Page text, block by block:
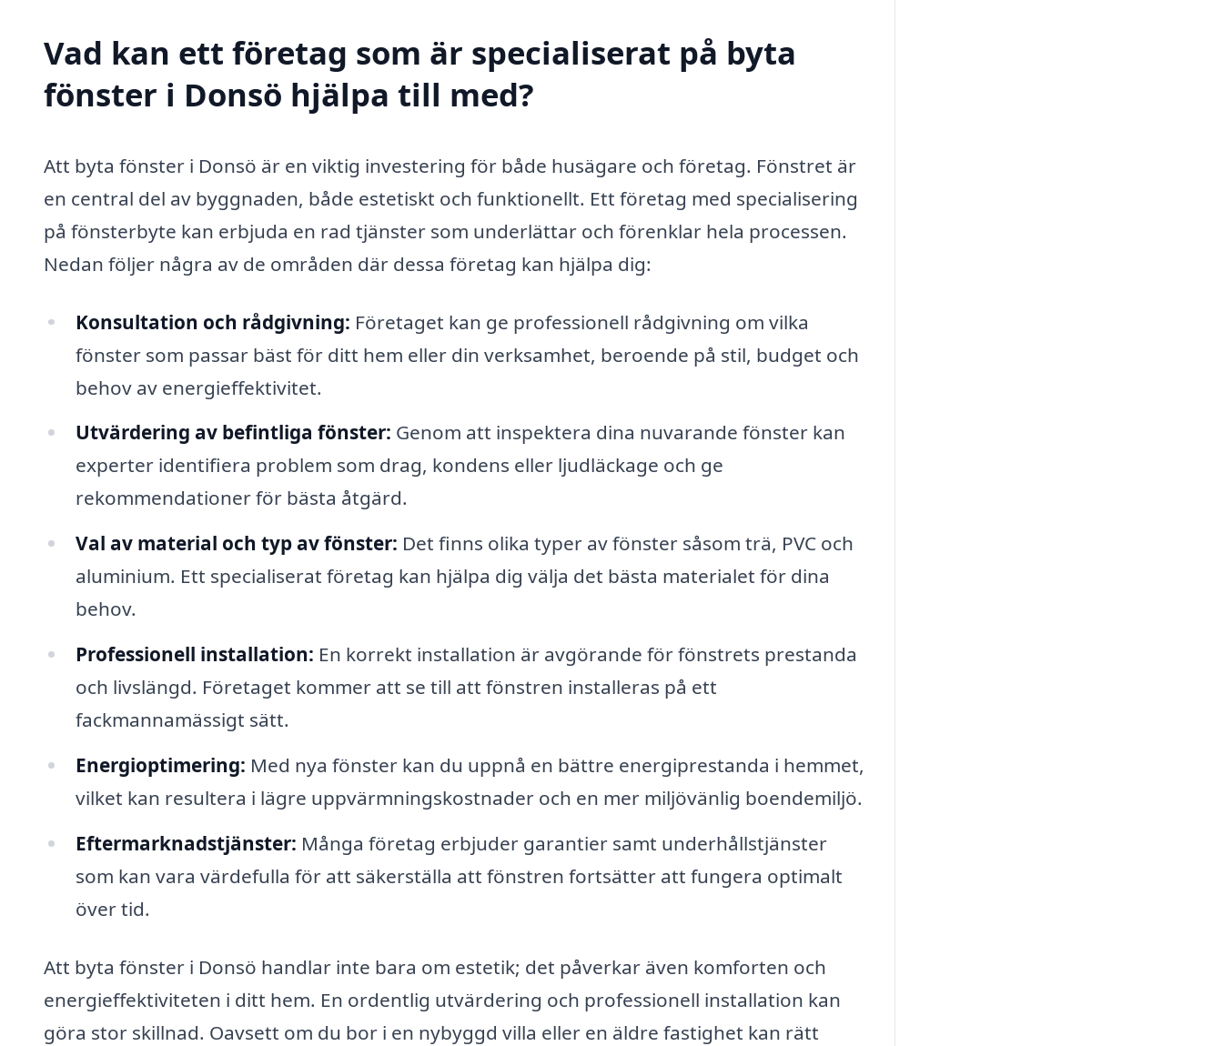
Vad kan ett företag som är specialiserat på byta
fönster i Donsö hjälpa till med?
Att byta fönster i Donsö är en viktig investering för både husägare och företag. Fönstret är
en central del av byggnaden, både estetiskt och funktionellt. Ett företag med specialisering
på fönsterbyte kan erbjuda en rad tjänster som underlättar och förenklar hela processen.
Nedan följer några av de områden där dessa företag kan hjälpa dig:
Konsultation och rådgivning: Företaget kan ge professionell rådgivning om vilka
fönster som passar bäst för ditt hem eller din verksamhet, beroende på stil, budget och
behov av energieffektivitet.
Utvärdering av befintliga fönster: Genom att inspektera dina nuvarande fönster kan
experter identifiera problem som drag, kondens eller ljudläckage och ge
rekommendationer för bästa åtgärd.
Val av material och typ av fönster: Det finns olika typer av fönster såsom trä, PVC och
aluminium. Ett specialiserat företag kan hjälpa dig välja det bästa materialet för dina
behov.
Professionell installation: En korrekt installation är avgörande för fönstrets prestanda
och livslängd. Företaget kommer att se till att fönstren installeras på ett
fackmannamässigt sätt.
Energioptimering: Med nya fönster kan du uppnå en bättre energiprestanda i hemmet,
vilket kan resultera i lägre uppvärmningskostnader och en mer miljövänlig boendemiljö.
Eftermarknadstjänster: Många företag erbjuder garantier samt underhållstjänster
som kan vara värdefulla för att säkerställa att fönstren fortsätter att fungera optimalt
över tid.
Att byta fönster i Donsö handlar inte bara om estetik; det påverkar även komforten och
energieffektiviteten i ditt hem. En ordentlig utvärdering och professionell installation kan
göra stor skillnad. Oavsett om du bor i en nybyggd villa eller en äldre fastighet kan rätt